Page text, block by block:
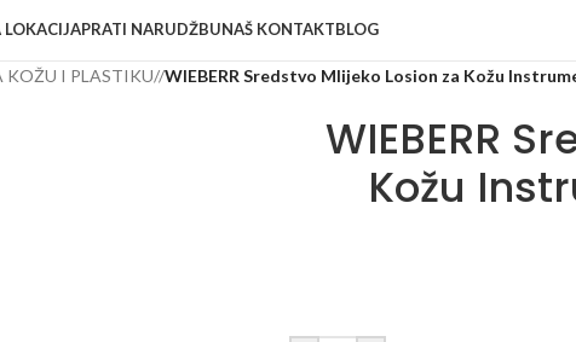
LOKACIJAPRATI NARUDŽBUNAŠ KONTAKTBLOG
KOŽU I PLASTIKU/ WIEBERR Sredstvo Mlijeko Losion za Kožu
WIEBERR
Kožu